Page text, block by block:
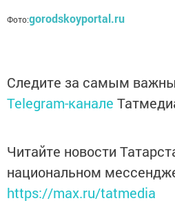
Фото:gorodskoyportal.ru
Следите за самым
Telegram-канале
Читайте новости
национальном
https://max.ru/tatmedia